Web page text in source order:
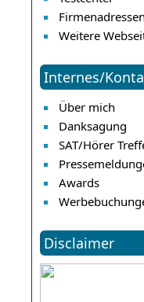
Firmenadressen
Weitere
Internes/
Über mich
Danksagung
SAT/Hörer
Awards
Disclaimer